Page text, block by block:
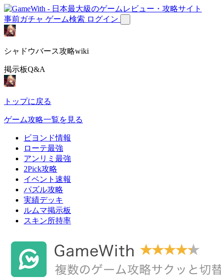
事前ガチャ ゲーム検索 ログイン
シャドウバース攻略wiki
掲示板Q&A
トップに戻る
ゲーム攻略一覧を見る
ビヨンド情報
ローテ最強
アンリミ最強
2Pick攻略
イベント速報
パズル攻略
実績デッキ
ルムマ掲示板
スキン所持率